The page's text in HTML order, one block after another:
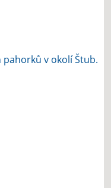
pahorků v okolí Štub.